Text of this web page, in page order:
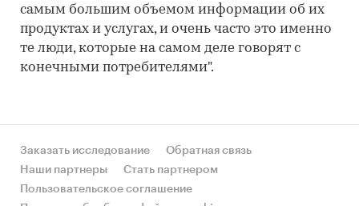
самым большим объемом информации об их
продуктах и услугах, и очень часто это именно
те люди, которые на самом деле говорят с
конечными потребителями".
Заказать исследование
Обратная связь
Наши партнеры
Стать партнером
Пользовательское соглашение